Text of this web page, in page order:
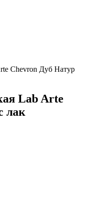
Chevron Дуб Натур
Lab Arte
лак